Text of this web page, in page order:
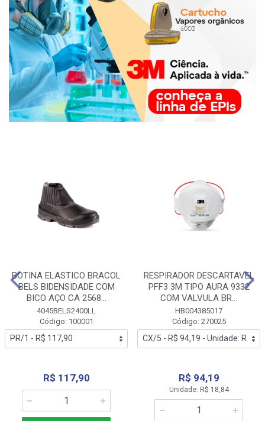
BOTINA ELASTICO BRACOL
BELS BIDENSIDADE COM
BICO AÇO CA 2568...
4045BELS2400LL
Código: 100001
R$ 117,90
RESPIRADOR DESCARTAVEL
PFF3 3M TIPO AURA 9332
COM VALVULA BR...
HB004385017
Código: 270025
R$ 94,19
Unidade: R$ 18,84